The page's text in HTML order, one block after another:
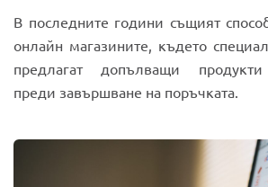
В последните години същият
онлайн магазините, където
предлагат допълващи продукти
преди завършване на поръчката.